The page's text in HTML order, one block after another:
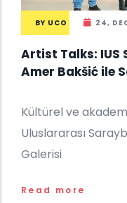
BY UCO 24,
Artist Talks: IUS
Amer Bakšić ile
Kültürel ve
Uluslararası
Galerisi
Read more